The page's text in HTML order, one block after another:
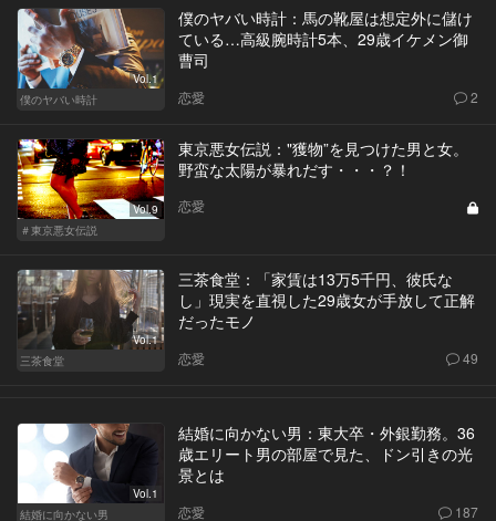
Vol.1
僕のヤバい時計
僕のヤバい時計：馬の靴屋は想定外に儲け
ている…高級腕時計5本、29歳イケメン御
曹司
恋愛 2
Vol.9
＃東京悪女伝説
東京悪女伝説："獲物”を見つけた男と女。
野蛮な太陽が暴れだす・・・？！
恋愛
Vol.1
三茶食堂
三茶食堂：「家賃は13万5千円、彼氏な
し」現実を直視した29歳女が手放して正解
だったモノ
恋愛 49
Vol.1
結婚に向かない男
結婚に向かない男：東大卒・外銀勤務。36
歳エリート男の部屋で見た、ドン引きの光
景とは
恋愛 187